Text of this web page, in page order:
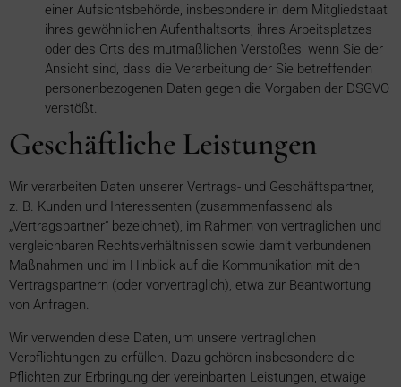
einer Aufsichtsbehörde, insbesondere in dem Mitgliedstaat
ihres gewöhnlichen Aufenthaltsorts, ihres Arbeitsplatzes
oder des Orts des mutmaßlichen Verstoßes, wenn Sie der
Ansicht sind, dass die Verarbeitung der Sie betreffenden
personenbezogenen Daten gegen die Vorgaben der DSGVO
verstößt.
Geschäftliche Leistungen
Wir verarbeiten Daten unserer Vertrags- und Geschäftspartner,
z. B. Kunden und Interessenten (zusammenfassend als
„Vertragspartner“ bezeichnet), im Rahmen von vertraglichen und
vergleichbaren Rechtsverhältnissen sowie damit verbundenen
Maßnahmen und im Hinblick auf die Kommunikation mit den
Vertragspartnern (oder vorvertraglich), etwa zur Beantwortung
von Anfragen.
Wir verwenden diese Daten, um unsere vertraglichen
Verpflichtungen zu erfüllen. Dazu gehören insbesondere die
Pflichten zur Erbringung der vereinbarten Leistungen, etwaige